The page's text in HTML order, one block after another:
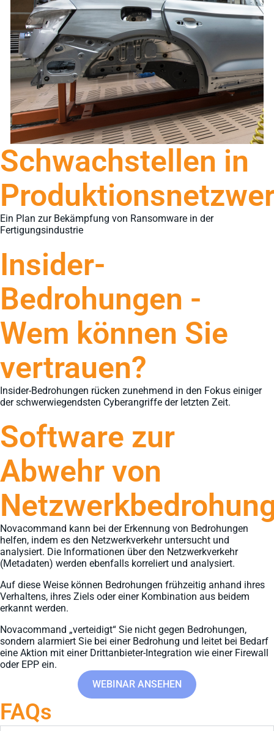
Schwachstellen in
Ein Plan zur Bekämpfung von Ransomware in der
Fertigungsindustrie
Insider-
Bedrohungen -
Wem können Sie
vertrauen?
Insider-Bedrohungen rücken zunehmend in den Fokus einiger
der schwerwiegendsten Cyberangriffe der letzten Zeit.
Software zur
Abwehr von
Novacommand kann bei der Erkennung von Bedrohungen
helfen, indem es den Netzwerkverkehr untersucht und
analysiert. Die Informationen über den Netzwerkverkehr
(Metadaten) werden ebenfalls korreliert und analysiert.
Auf diese Weise können Bedrohungen frühzeitig anhand ihres
Verhaltens, ihres Ziels oder einer Kombination aus beidem
erkannt werden.
Novacommand „verteidigt“ Sie nicht gegen Bedrohungen,
sondern alarmiert Sie bei einer Bedrohung und leitet bei Bedarf
eine Aktion mit einer Drittanbieter-Integration wie einer Firewall
oder EPP ein.
WEBINAR ANSEHEN
FAQs